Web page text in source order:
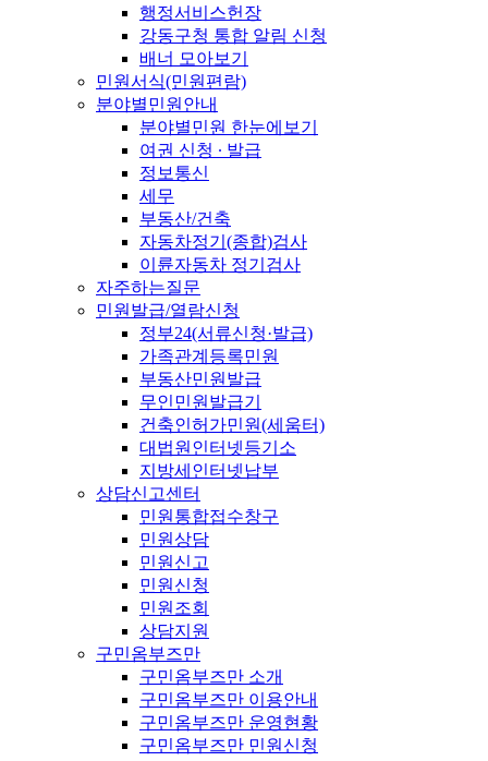
행정서비스헌장
강동구청 통합 알림 신청
배너 모아보기
민원서식(민원편람)
분야별민원안내
분야별민원 한눈에보기
여권 신청 ∙ 발급
정보통신
세무
부동산/건축
자동차정기(종합)검사
이륜자동차 정기검사
자주하는질문
민원발급/열람신청
정부24(서류신청·발급)
가족관계등록민원
부동산민원발급
무인민원발급기
건축인허가민원(세움터)
대법원인터넷등기소
지방세인터넷납부
상담신고센터
민원통합접수창구
민원상담
민원신고
민원신청
민원조회
상담지원
구민옴부즈만
구민옴부즈만 소개
구민옴부즈만 이용안내
구민옴부즈만 운영현황
구민옴부즈만 민원신청